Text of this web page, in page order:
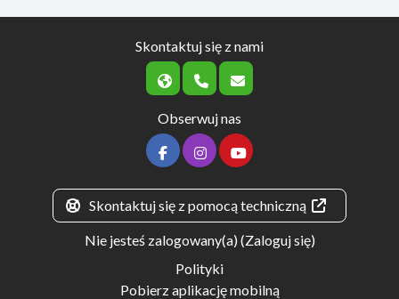
Skontaktuj się z nami
Obserwuj nas
Skontaktuj się z pomocą techniczną
Nie jesteś zalogowany(a) (Zaloguj się)
Polityki
Pobierz aplikację mobilną